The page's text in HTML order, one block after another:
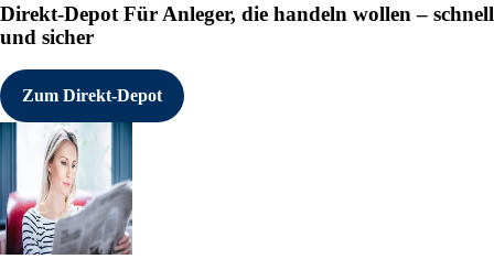
Direkt-Depot Für Anleger, die handeln wollen – schnell
und sicher
Zum Direkt-Depot